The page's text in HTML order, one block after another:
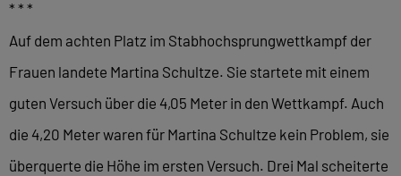
* * *
Auf dem achten Platz im Stabhochsprungwettkampf der
Frauen landete Martina Schultze. Sie startete mit einem
guten Versuch über die 4,05 Meter in den Wettkampf. Auch
die 4,20 Meter waren für Martina Schultze kein Problem, sie
überquerte die Höhe im ersten Versuch. Drei Mal scheiterte